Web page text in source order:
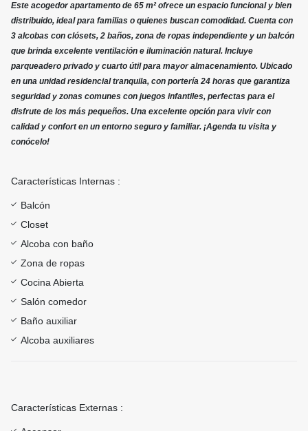
Este acogedor apartamento de 65 m² ofrece un espacio funcional y bien
distribuido, ideal para familias o quienes buscan comodidad. Cuenta con
3 alcobas con clósets, 2 baños, zona de ropas independiente y un balcón
que brinda excelente ventilación e iluminación natural. Incluye
parqueadero privado y cuarto útil para mayor almacenamiento. Ubicado
en una unidad residencial tranquila, con portería 24 horas que garantiza
seguridad y zonas comunes con juegos infantiles, perfectas para el
disfrute de los más pequeños. Una excelente opción para vivir con
calidad y confort en un entorno seguro y familiar. ¡Agenda tu visita y
conócelo!
Características Internas :
Balcón
Closet
Alcoba con baño
Zona de ropas
Cocina Abierta
Salón comedor
Baño auxiliar
Alcoba auxiliares
Características Externas :